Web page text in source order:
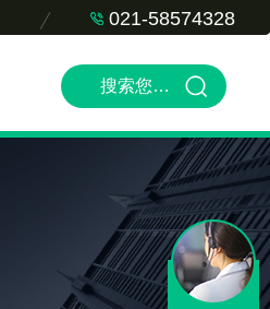
021-58574328